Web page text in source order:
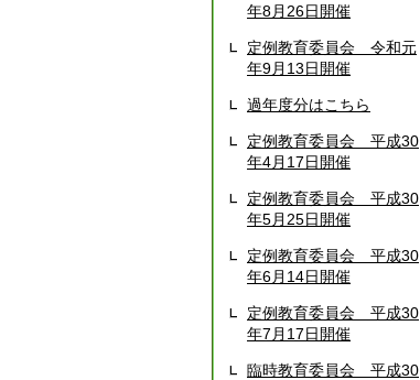
年8月26日開催
定例教育委員会 令和元
年9月13日開催
過年度分はこちら
定例教育委員会 平成30
年4月17日開催
定例教育委員会 平成30
年5月25日開催
定例教育委員会 平成30
年6月14日開催
定例教育委員会 平成30
年7月17日開催
臨時教育委員会 平成30